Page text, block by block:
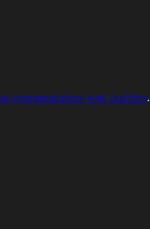
commentaires sont traitées.